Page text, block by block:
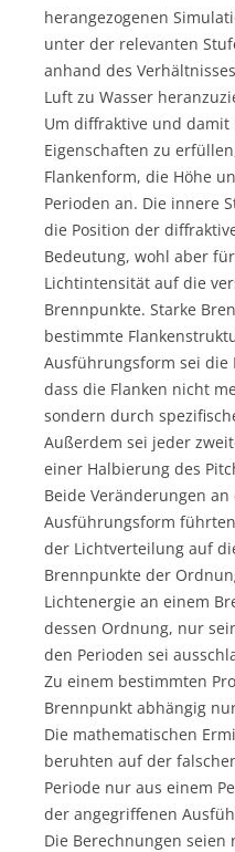
herangezogenen
unter der relevanten
anhand des
Luft zu Wasser
Um diffraktive und damit
Eigenschaften zu
Flankenform, die Höhe
Perioden an. Die innere
die Position der
Bedeutung, wohl aber
Lichtintensität auf die
Brennpunkte. Starke
bestimmte
Ausführungsform sei die
dass die Flanken nicht
sondern durch
Außerdem sei jeder
einer Halbierung des
Beide Veränderungen
Ausführungsform
der Lichtverteilung auf
Brennpunkte der
Lichtenergie an einem
dessen Ordnung, nur
den Perioden sei
Zu einem bestimmten
Brennpunkt abhängig
Die mathematischen
beruhten auf der
Periode nur aus einem
der angegriffenen
Die Berechnungen